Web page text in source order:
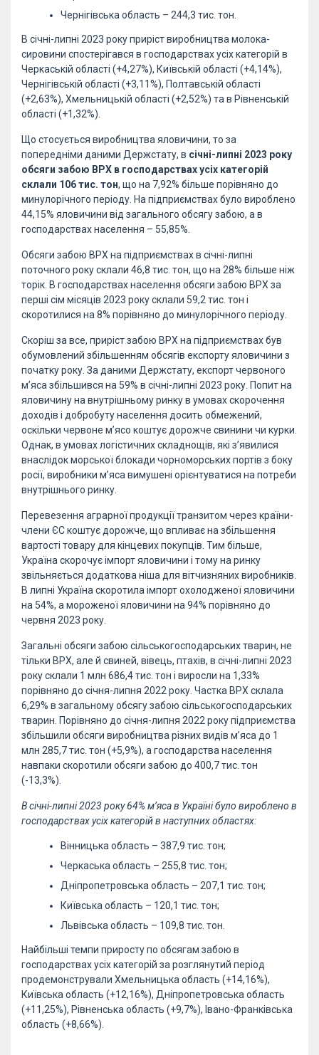
Чернігівська область – 244,3 тис. тон.
В січні-липні 2023 року приріст виробництва молока-
сировини спостерігався в господарствах усіх категорій в
Черкаській області (+4,27%), Київській області (+4,14%),
Чернігівській області (+3,11%), Полтавській області
(+2,63%), Хмельницькій області (+2,52%) та в Рівненській
області (+1,32%).
Що стосується виробництва яловичини, то за
попередніми даними Держстату, в січні-липні 2023 року
обсяги забою ВРХ в господарствах усіх категорій
склали 106 тис. тон, що на 7,92% більше порівняно до
минулорічного періоду. На підприємствах було вироблено
44,15% яловичини від загального обсягу забою, а в
господарствах населення – 55,85%.
Обсяги забою ВРХ на підприємствах в січні-липні
поточного року склали 46,8 тис. тон, що на 28% більше ніж
торік. В господарствах населення обсяги забою ВРХ за
перші сім місяців 2023 року склали 59,2 тис. тон і
скоротилися на 8% порівняно до минулорічного періоду.
Скоріш за все, приріст забою ВРХ на підприємствах був
обумовлений збільшенням обсягів експорту яловичини з
початку року. За даними Держстату, експорт червоного
м’яса збільшився на 59% в січні-липні 2023 року. Попит на
яловичину на внутрішньому ринку в умовах скорочення
доходів і добробуту населення досить обмежений,
оскільки червоне м’ясо коштує дорожче свинини чи курки.
Однак, в умовах логістичних складнощів, які з’явилися
внаслідок морської блокади чорноморських портів з боку
росії, виробники м’яса вимушені орієнтуватися на потреби
внутрішнього ринку.
Перевезення аграрної продукції транзитом через країни-
члени ЄС коштує дорожче, що впливає на збільшення
вартості товару для кінцевих покупців. Тим більше,
Україна скорочує імпорт яловичини і тому на ринку
звільняється додаткова ніша для вітчизняних виробників.
В липні Україна скоротила імпорт охолодженої яловичини
на 54%, а мороженої яловичини на 94% порівняно до
червня 2023 року.
Загальні обсяги забою сільськогосподарських тварин, не
тільки ВРХ, але й свиней, вівець, птахів, в січні-липні 2023
року склали 1 млн 686,4 тис. тон і виросли на 1,33%
порівняно до січня-липня 2022 року. Частка ВРХ склала
6,29% в загальному обсягу забою сільськогосподарських
тварин. Порівняно до січня-липня 2022 року підприємства
збільшили обсяги виробництва різних видів м’яса до 1
млн 285,7 тис. тон (+5,9%), а господарства населення
навпаки скоротили обсяги забою до 400,7 тис. тон
(-13,3%).
В січні-липні 2023 року 64% м’яса в Україні було вироблено в
господарствах усіх категорій в наступних областях:
Вінницька область – 387,9 тис. тон;
Черкаська область – 255,8 тис. тон;
Дніпропетровська область – 207,1 тис. тон;
Київська область – 120,1 тис. тон;
Львівська область – 109,8 тис. тон.
Найбільші темпи приросту по обсягам забою в
господарствах усіх категорій за розглянутий період
продемонстрували Хмельницька область (+14,16%),
Київська область (+12,16%), Дніпропетровська область
(+11,25%), Рівненська область (+9,7%), Івано-Франківська
область (+8,66%).